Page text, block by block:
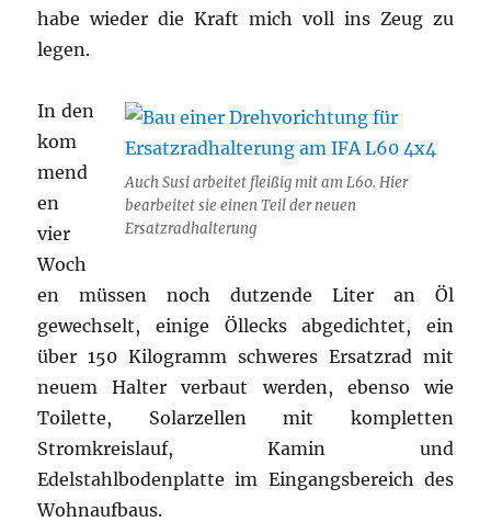
habe wieder die Kraft mich voll ins Zeug zu
legen.
Auch Susi arbeitet fleißig mit am L60. Hier
bearbeitet sie einen Teil der neuen
Ersatzradhalterung
In den
kom
mend
en
vier
Woch
en müssen noch dutzende Liter an Öl
gewechselt, einige Öllecks abgedichtet, ein
über 150 Kilogramm schweres Ersatzrad mit
neuem Halter verbaut werden, ebenso wie
Toilette, Solarzellen mit kompletten
Stromkreislauf, Kamin und
Edelstahlbodenplatte im Eingangsbereich des
Wohnaufbaus.